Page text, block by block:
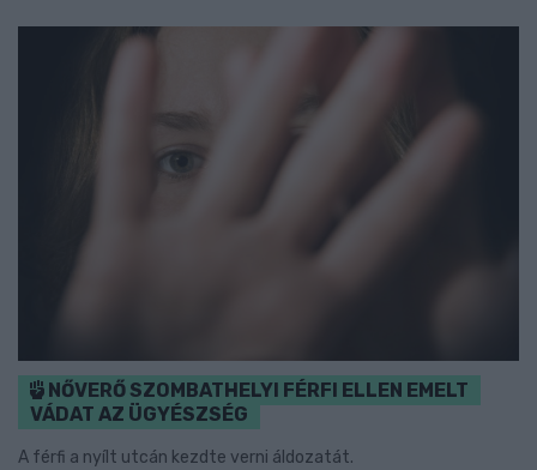
NŐVERŐ SZOMBATHELYI FÉRFI ELLEN EMELT
VÁDAT AZ ÜGYÉSZSÉG
A férfi a nyílt utcán kezdte verni áldozatát.